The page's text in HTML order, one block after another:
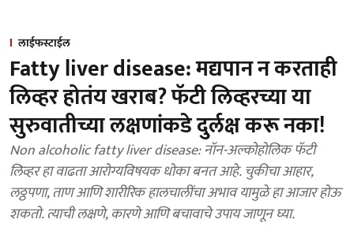
लाईफस्टाईल
Fatty liver disease: मद्यपान न करताही
लिव्हर होतंय खराब? फॅटी लिव्हरच्या या
सुरुवातीच्या लक्षणांकडे दुर्लक्ष करू नका!
Non alcoholic fatty liver disease: नॉन-अल्कोहोलिक फॅटी
लिव्हर हा वाढता आरोग्यविषयक धोका बनत आहे. चुकीचा आहार,
लठ्ठपणा, ताण आणि शारीरिक हालचालींचा अभाव यामुळे हा आजार होऊ
शकतो. त्याची लक्षणे, कारणे आणि बचावाचे उपाय जाणून घ्या.